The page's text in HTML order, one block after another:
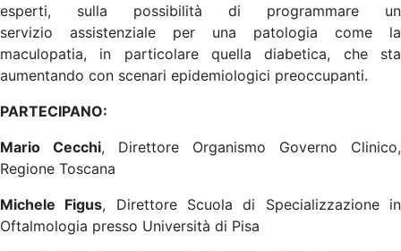
esperti, sulla possibilità di programmare un
servizio assistenziale per una patologia come la
maculopatia, in particolare quella diabetica, che sta
aumentando con scenari epidemiologici preoccupanti.
PARTECIPANO:
Mario Cecchi, Direttore Organismo Governo Clinico,
Regione Toscana
Michele Figus, Direttore Scuola di Specializzazione in
Oftalmologia presso Università di Pisa